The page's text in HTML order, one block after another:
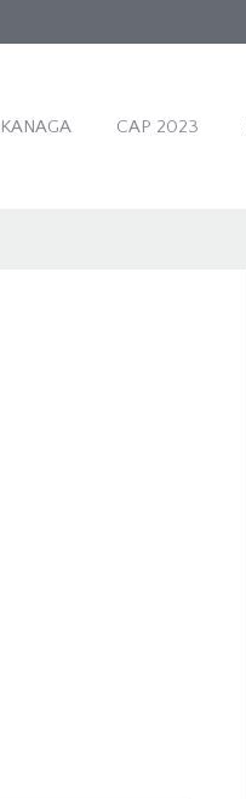
KANAGA CAP 2023